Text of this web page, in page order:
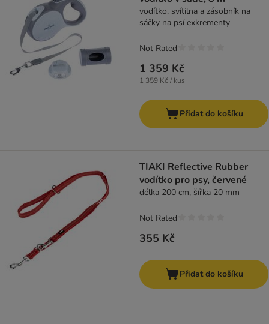
vodítko, svítilna a zásobník na
sáčky na psí exkrementy
1 359 Kč
1 359 Kč / kus
Not Rated
Přidat do košíku
TIAKI Reflective Rubber
vodítko pro psy, červené
délka 200 cm, šířka 20 mm
355 Kč
Not Rated
Přidat do košíku